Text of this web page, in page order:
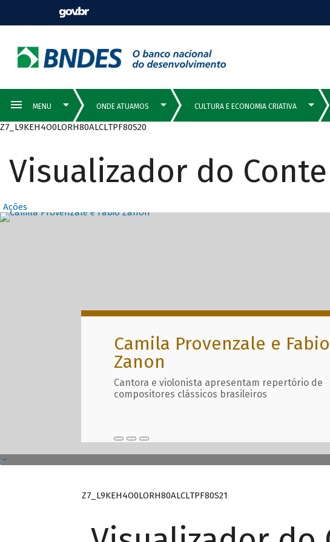
Z7_L9KEH4O0LORH80ALCLTPF80S20
Visualizador do
Ações
Destaques
Camila Provenzale e Fabio
Zanon
Cantora e violonista apresentam repertório de
compositores clássicos brasileiros
Z7_L9KEH4O0LORH80ALCLTPF80S21